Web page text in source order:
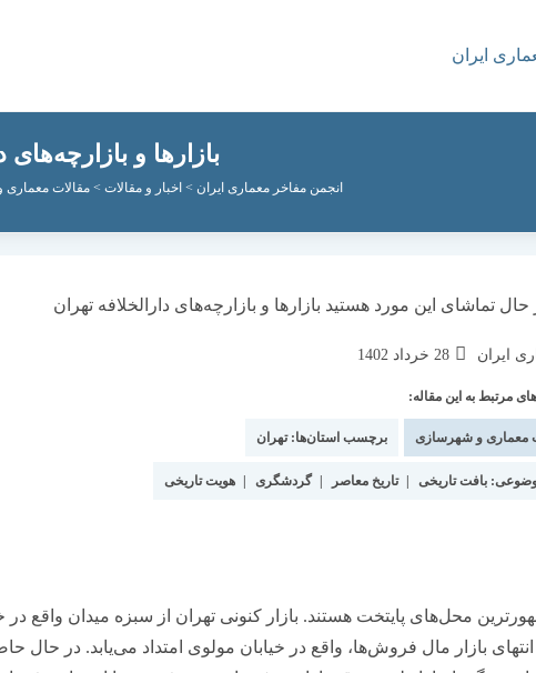
بازارها و بازارچه‌های
انجمن مفاخر معماری ایران > اخبار و مقالات > مقالات
ایران
نوشته
شده
است:
28 خرداد 1402
مرتبط به این مقاله:
معماری و شهرسازی برچسب استان‌ها:تهران
بافت تاریخی تاریخ معاصر گردشگری هویت تاریخی
محل‌های پایتخت هستند. بازار کنونی تهران از سبزه میدان واقع در
بازار مال فروش‌ها، واقع در خیابان مولوی امتداد می‌یابد. در حال